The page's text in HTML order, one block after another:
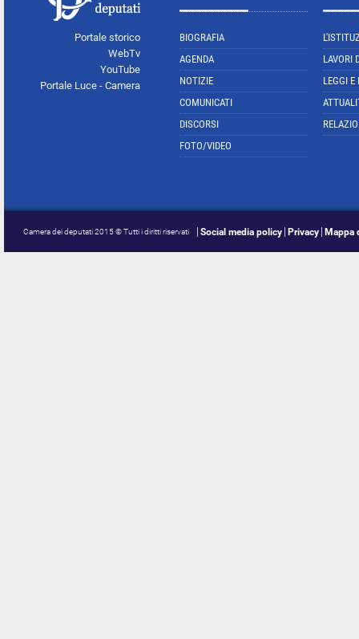
Portale storico
WebTv
YouTube
Portale Luce - Camera
BIOGRAFIA
AGENDA
NOTIZIE
COMUNICATI
DISCORSI
FOTO/VIDEO
LAVORI
LEGGI E
Camera dei deputati 2015 © Tutti i diritti riservati Social media policy Privacy Mappa